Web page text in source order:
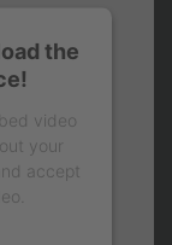
the
video
your
accept